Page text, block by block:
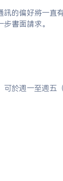
的偏好將一直
書面請求。
於週一至週五